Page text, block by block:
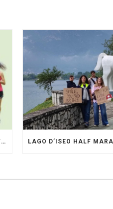
L’ADIGE RUN – EVENTO A TRENTO GESTITO DAI PACERS GLI ORIGINALI